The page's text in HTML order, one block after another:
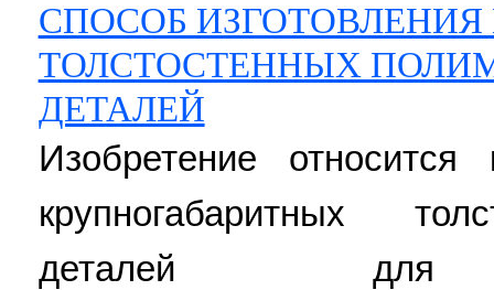
СПОСОБ
ТОЛСТОСТЕННЫХ
ДЕТАЛЕЙ
Изобретение относится
крупногабаритных
деталей для